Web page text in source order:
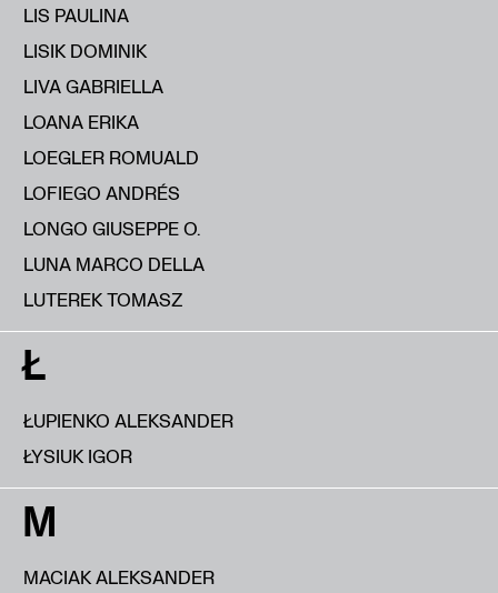
LIS PAULINA
LISIK DOMINIK
LIVA GABRIELLA
LOANA ERIKA
LOEGLER ROMUALD
LOFIEGO ANDRÉS
LONGO GIUSEPPE O.
LUNA MARCO DELLA
LUTEREK TOMASZ
Ł
ŁUPIENKO ALEKSANDER
ŁYSIUK IGOR
M
MACIAK ALEKSANDER